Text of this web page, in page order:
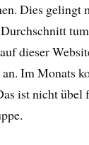
Dies gelingt
dieser
an. Im Monats
ist nicht übel